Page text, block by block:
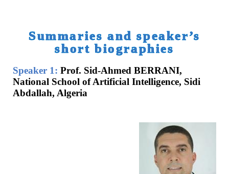
Summaries and speaker’s
short biographies
Speaker 1: Prof. Sid-Ahmed BERRANI,
National School of Artificial Intelligence, Sidi
Abdallah, Algeria